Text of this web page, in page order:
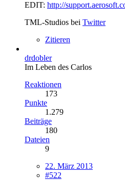
EDIT: http://
TML-Studios bei Twitter
Zitieren
drdobler
Im Leben des Carlos
Reaktionen
173
Punkte
1.279
Beiträge
180
Dateien
9
22. März 2013
#522